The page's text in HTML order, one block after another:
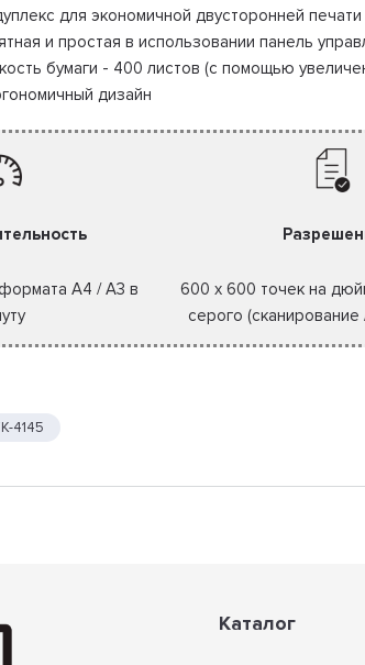
для экономичной двусторонней печати
и простая в использовании панель
бумаги - 400 листов (с помощью
дизайн
A4 / A3 в
600 x 600 точек на
серого
4145
Каталог